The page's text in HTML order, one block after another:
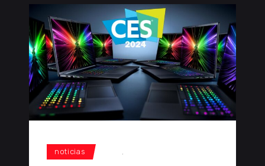
noticias ,